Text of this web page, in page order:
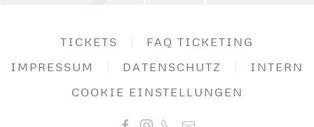
TICKETS
FAQ TICKETING
IMPRESSUM
DATENSCHUTZ
INTERN
COOKIE EINSTELLUNGEN